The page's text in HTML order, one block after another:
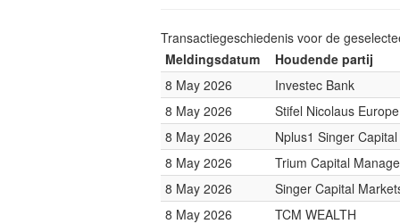
Transactiegeschiedenis voor de
Meldingsdatum
Houdende partij
8 May 2026
Investec Bank
8 May 2026
Stifel Nicolaus Europe
8 May 2026
Nplus1 Singer
8 May 2026
Trium Capital
8 May 2026
Singer Capital
8 May 2026
TCM WEALTH